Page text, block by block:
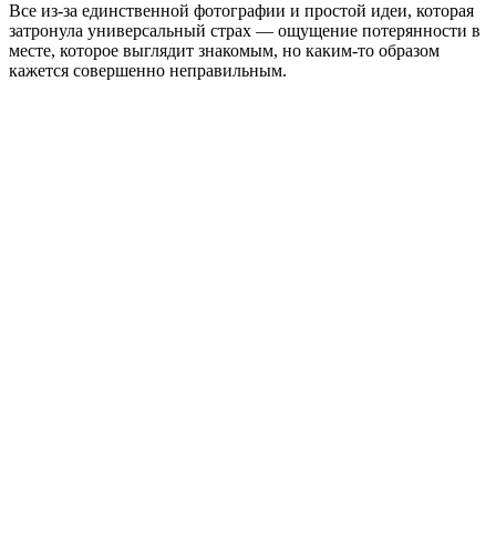
Все из-за единственной фотографии и простой идеи, которая
затронула универсальный страх — ощущение потерянности в
месте, которое выглядит знакомым, но каким-то образом
кажется совершенно неправильным.